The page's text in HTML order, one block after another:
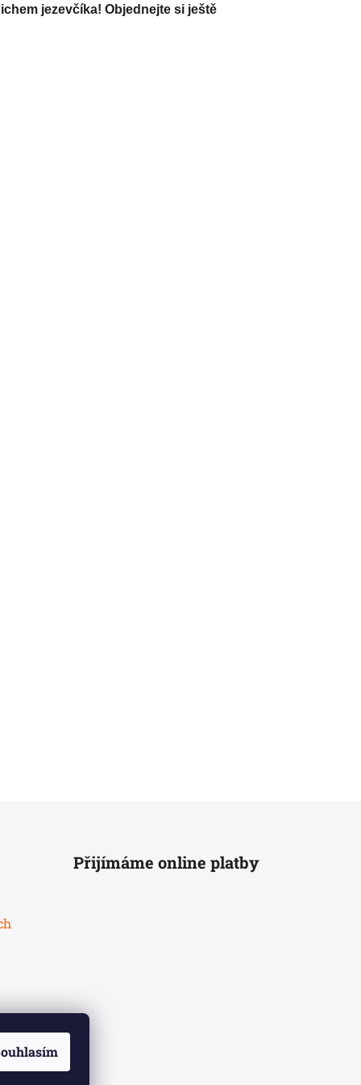
jezevčíka! Objednejte si ještě
Přijímáme online platby